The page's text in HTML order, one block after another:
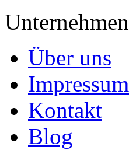
Unternehmen
Über uns
Impressum
Kontakt
Blog